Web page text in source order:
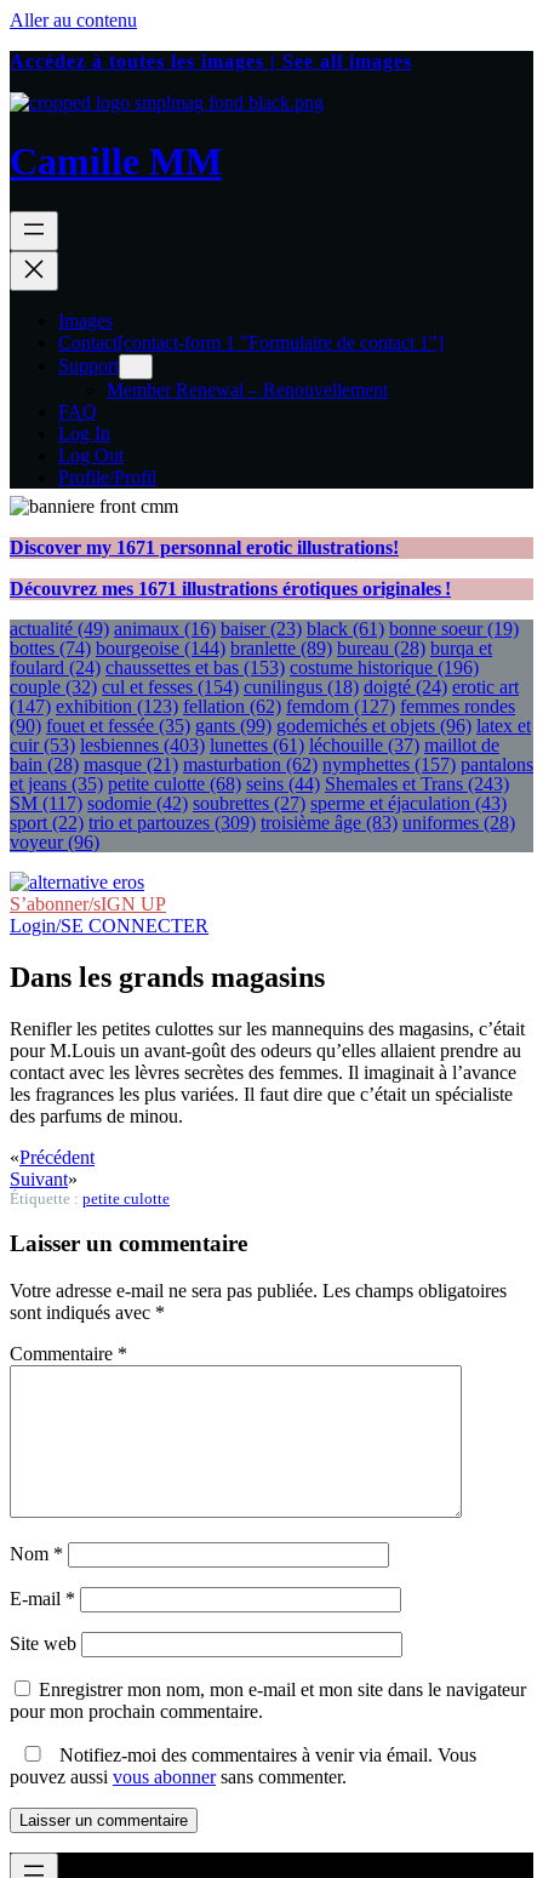
Aller au contenu
Accédez à toutes les images | See all images
Camille MM
Images
Contact[contact-form 1 "Formulaire de contact 1"]
Support
Member Renewal – Renouvellement
FAQ
Log In
Log Out
Profile/Profil
Discover my 1671 personnal erotic illustrations!
Découvrez mes 1671 illustrations érotiques originales !
actualité (49) animaux (16) baiser(23) black (61) bonne soeur(19)
bottes (74) bourgeoise (144) branlette (89) bureau (28) burqa et
foulard (24) chaussettes et bas (153) costume historique (196)
couple (32) cul et fesses (154) cunilingus (18) doigté (24) erotic art
(147) exhibition (123) fellation (62) femdom (127) femmes rondes
(90) fouet et fessée (35) gants (99) godemichés et objets (96) latex et
cuir(53) lesbiennes (403) lunettes (61) léchouille (37) maillot de
bain (28) masque (21) masturbation (62) nymphettes (157) pantalons
et jeans (35) petite culotte (68) seins (44) Shemales et Trans (243)
SM (117) sodomie (42) soubrettes (27) sperme et éjaculation (43)
sport (22) trio et partouzes (309) troisième âge (83) uniformes (28)
voyeur(96)
S’abonner/sIGN UP
Login/SE CONNECTER
Dans les grands magasins
Renifler les petites culottes sur les mannequins des magasins, c’était
pour M.Louis un avant-goût des odeurs qu’elles allaient prendre au
contact avec les lèvres secrètes des femmes. Il imaginait à l’avance
les fragrances les plus variées. Il faut dire que c’était un spécialiste
des parfums de minou.
«Précédent
Suivant»
Étiquette : petite culotte
Laisser un commentaire
Votre adresse e-mail ne sera pas publiée. Les champs obligatoires
sont indiqués avec *
Commentaire *
Nom *
E-mail *
Site web
Enregistrer mon nom, mon e-mail et mon site dans le navigateur
pour mon prochain commentaire.
Notifiez-moi des commentaires à venir via émail. Vous
pouvez aussi vous abonnersans commenter.